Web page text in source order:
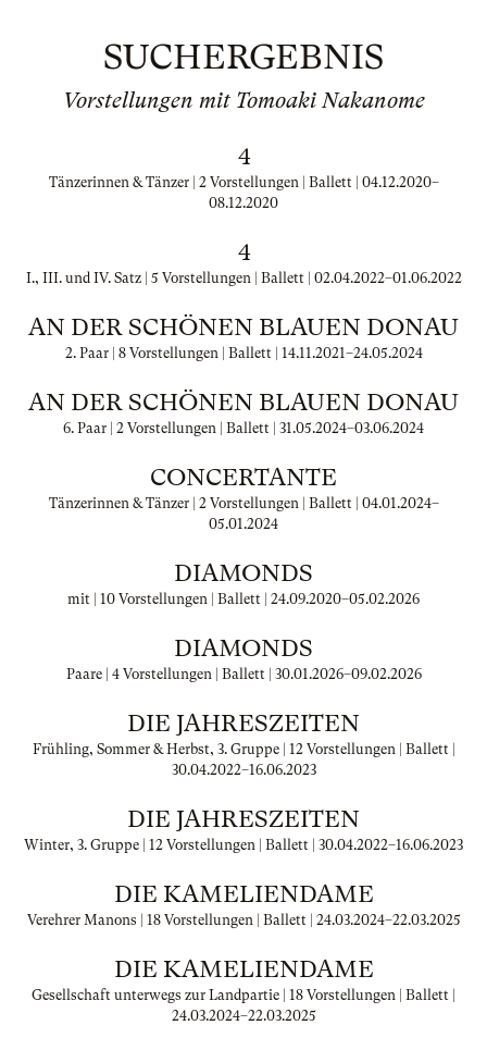
SUCHERGEBNIS
Vorstellungen mit Tomoaki Nakanome
4
Tänzerinnen & Tänzer | 2 Vorstellungen | Ballett | 04.12.2020–
08.12.2020
4
I., III. und IV. Satz | 5 Vorstellungen | Ballett | 02.04.2022–01.06.2022
AN DER SCHÖNEN BLAUEN DONAU
2. Paar | 8 Vorstellungen | Ballett | 14.11.2021–24.05.2024
AN DER SCHÖNEN BLAUEN DONAU
6. Paar | 2 Vorstellungen | Ballett | 31.05.2024–03.06.2024
CONCERTANTE
Tänzerinnen & Tänzer | 2 Vorstellungen | Ballett | 04.01.2024–
05.01.2024
DIAMONDS
mit | 10 Vorstellungen | Ballett | 24.09.2020–05.02.2026
DIAMONDS
Paare | 4 Vorstellungen | Ballett | 30.01.2026–09.02.2026
DIE JAHRESZEITEN
Frühling, Sommer & Herbst, 3. Gruppe | 12 Vorstellungen | Ballett |
30.04.2022–16.06.2023
DIE JAHRESZEITEN
Winter, 3. Gruppe | 12 Vorstellungen | Ballett | 30.04.2022–16.06.2023
DIE KAMELIENDAME
Verehrer Manons | 18 Vorstellungen | Ballett | 24.03.2024–22.03.2025
DIE KAMELIENDAME
Gesellschaft unterwegs zur Landpartie | 18 Vorstellungen | Ballett |
24.03.2024–22.03.2025